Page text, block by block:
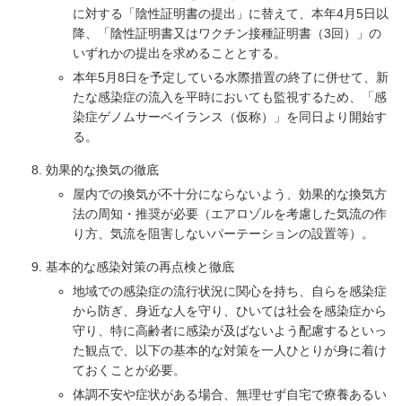
に対する「陰性証明書の提出」に替えて、本年4月5日以
降、「陰性証明書又はワクチン接種証明書（3回）」の
いずれかの提出を求めることとする。
本年5月8日を予定している水際措置の終了に併せて、新
たな感染症の流入を平時においても監視するため、「感
染症ゲノムサーベイランス（仮称）」を同日より開始す
る。
効果的な換気の徹底
屋内での換気が不十分にならないよう、効果的な換気方
法の周知・推奨が必要（エアロゾルを考慮した気流の作
り方、気流を阻害しないパーテーションの設置等）。
基本的な感染対策の再点検と徹底
地域での感染症の流行状況に関心を持ち、自らを感染症
から防ぎ、身近な人を守り、ひいては社会を感染症から
守り、特に高齢者に感染が及ばないよう配慮するといっ
た観点で、以下の基本的な対策を一人ひとりが身に着け
ておくことが必要。
体調不安や症状がある場合、無理せず自宅で療養あるい